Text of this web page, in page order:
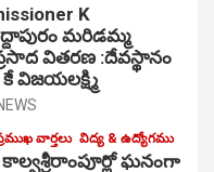
K
మరిడమ్మ
వితరణ :దేవస్థానం
విజయలక్ష్మి
వార్తలు విద్య & ఉద్యోగము
కాల్వశ్రీరాంపూర్లో ఘనంగా